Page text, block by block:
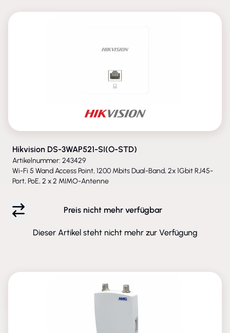
Hikvision DS-3WAP521-SI(O-STD)
Artikelnummer: 243429
Wi-Fi 5 Wand Access Point, 1200 Mbits Dual-Band, 2x 1Gbit RJ45-
Port, PoE, 2 x 2 MIMO-Antenne
Preis nicht mehr verfügbar
Dieser Artikel steht nicht mehr zur Verfügung